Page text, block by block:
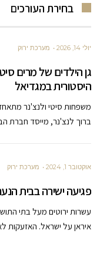
בחירת העורכים
יולי 14, 2026 מערכת ירוק
גן הילדים של מרים
היסטורית במגדיאל
משפחות סיטי ולנצ'נר
ברוך לנצ'נר, מייסד חברת
אוקטובר 1, 2024 מערכת ירוק
פגיעה ישירה בבית
עשרות ירוטים מעל בתי
איראן על ישראל. האזעקות